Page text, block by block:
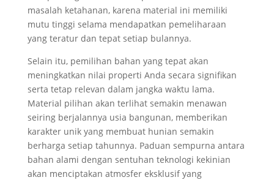
masalah ketahanan, karena material ini memiliki
mutu tinggi selama mendapatkan pemeliharaan
yang teratur dan tepat setiap bulannya.
Selain itu, pemilihan bahan yang tepat akan
meningkatkan nilai properti Anda secara signifikan
serta tetap relevan dalam jangka waktu lama.
Material pilihan akan terlihat semakin menawan
seiring berjalannya usia bangunan, memberikan
karakter unik yang membuat hunian semakin
berharga setiap tahunnya. Paduan sempurna antara
bahan alami dengan sentuhan teknologi kekinian
akan menciptakan atmosfer eksklusif yang